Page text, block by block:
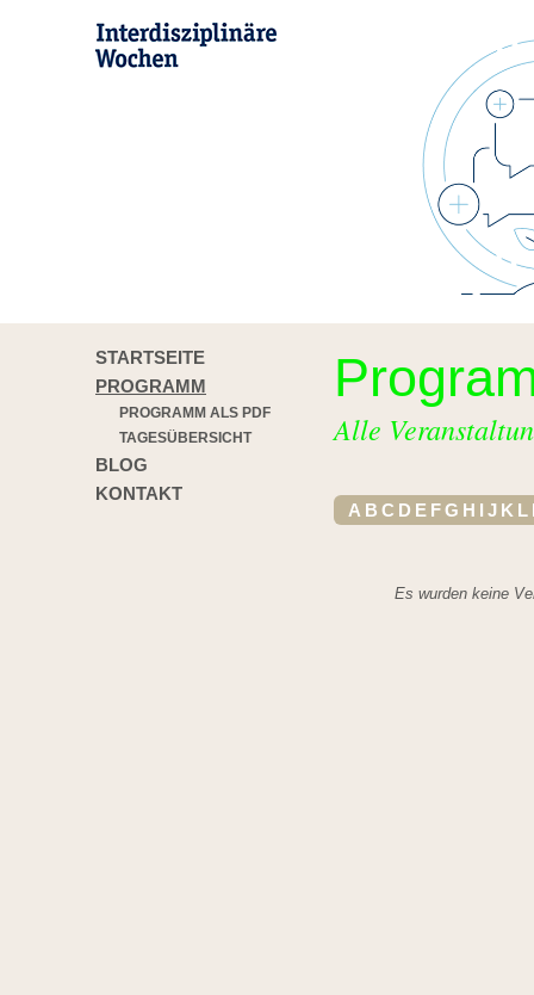
STARTSEITE
PROGRAMM
PROGRAMM ALS PDF
TAGESÜBERSICHT
BLOG
KONTAKT
Alle
A B C D E FG H I J K L
Es wurden keine